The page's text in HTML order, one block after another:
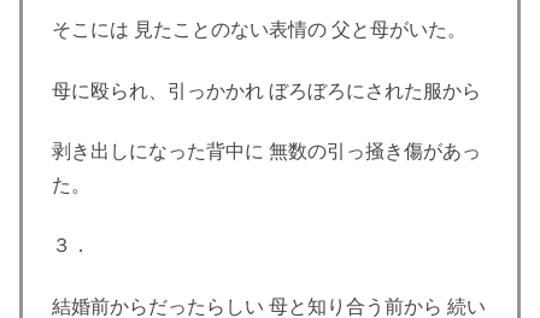
そこには 見たことのない表情の 父と母がいた。
母に殴られ、引っかかれ ぼろぼろにされた服から
剥き出しになった背中に 無数の引っ掻き傷があっ
た。
３．
結婚前からだったらしい 母と知り合う前から 続い